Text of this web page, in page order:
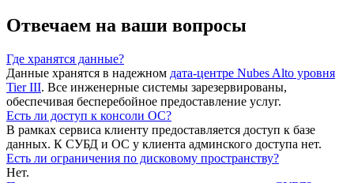
Отвечаем на ваши вопросы
Где хранятся данные?
Данные хранятся в надежном дата-центре Nubes Alto уровня
Tier III. Все инженерные системы зарезервированы,
обеспечивая бесперебойное предоставление услуг.
Есть ли доступ к консоли ОС?
В рамках сервиса клиенту предоставляется доступ к базе
данных. К СУБД и ОС у клиента админского доступа нет.
Есть ли ограничения по дисковому пространству?
Нет.